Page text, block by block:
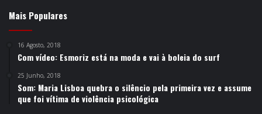
Mais Populares
16 Agosto, 2018
Com vídeo: Esmoriz está na moda e vai à boleia do surf
25 Junho, 2018
Som: Maria Lisboa quebra o silêncio pela primeira vez e assume
que foi vítima de violência psicológica